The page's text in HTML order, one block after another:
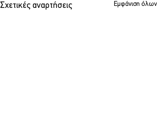
Σχετικές αναρτήσεις Εμφάνιση όλων